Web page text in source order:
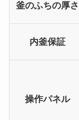
釜のふちの厚さ
内釜保証
操作パネル